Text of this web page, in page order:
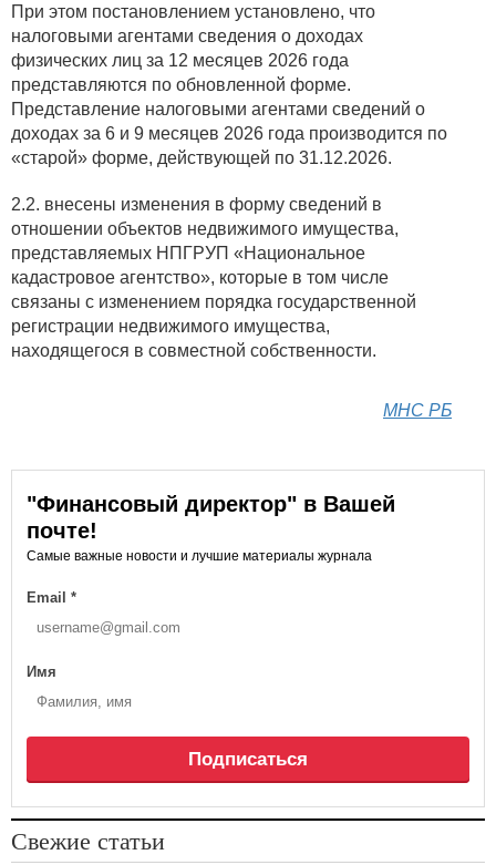
При этом постановлением установлено, что
налоговыми агентами сведения о доходах
физических лиц за 12 месяцев 2026 года
представляются по обновленной форме.
Представление налоговыми агентами сведений о
доходах за 6 и 9 месяцев 2026 года производится по
«старой» форме, действующей по 31.12.2026.
2.2. внесены изменения в форму сведений в
отношении объектов недвижимого имущества,
представляемых НПГРУП «Национальное
кадастровое агентство», которые в том числе
связаны с изменением порядка государственной
регистрации недвижимого имущества,
находящегося в совместной собственности.
МНС РБ
"Финансовый директор" в Вашей
почте!
Самые важные новости и лучшие материалы журнала
Email *
Имя
Подписаться
Свежие статьи